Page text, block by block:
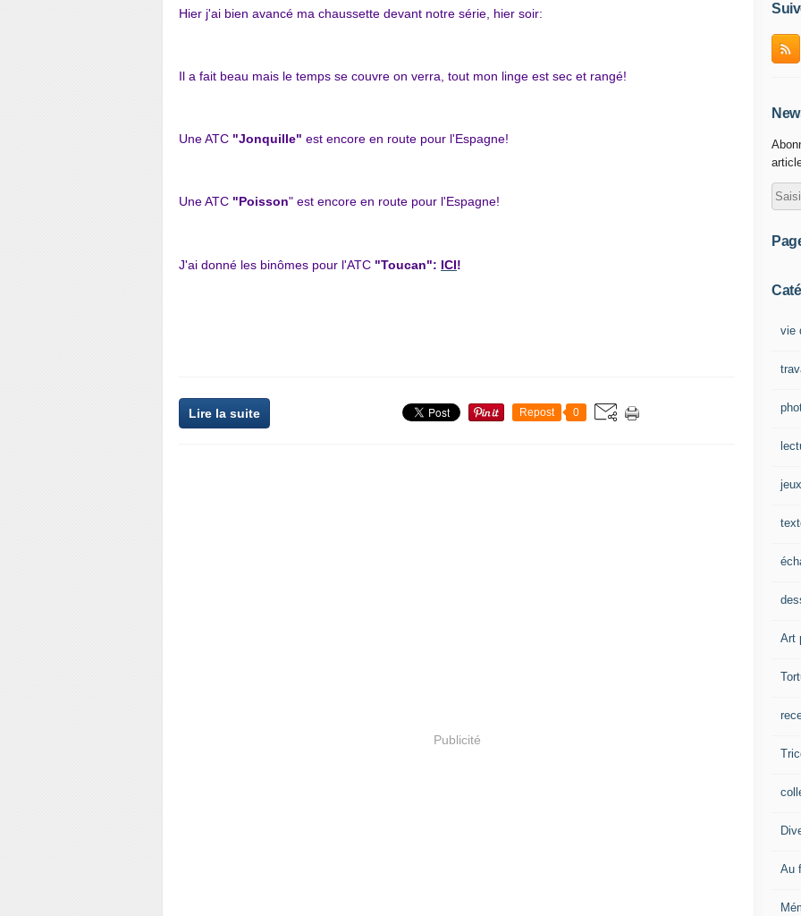
Hier j'ai bien avancé ma chaussette devant notre série, hier soir:
Il a fait beau mais le temps se couvre on verra, tout mon linge est sec et rangé!
Une ATC "Jonquille" est encore en route pour l'Espagne!
Une ATC "Poisson" est encore en route pour l'Espagne!
J'ai donné les binômes pour l'ATC "Toucan": ICI!
Lire la suite Repost 0
Publicité
vie
jeux
Art
Au